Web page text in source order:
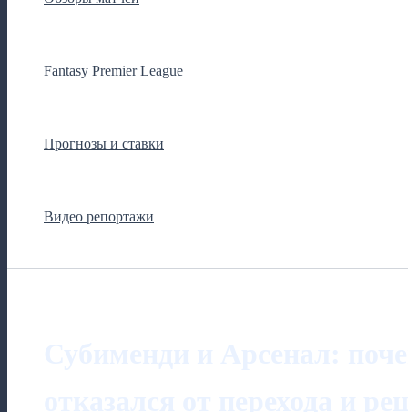
Fantasy Premier League
Прогнозы и ставки
Видео репортажи